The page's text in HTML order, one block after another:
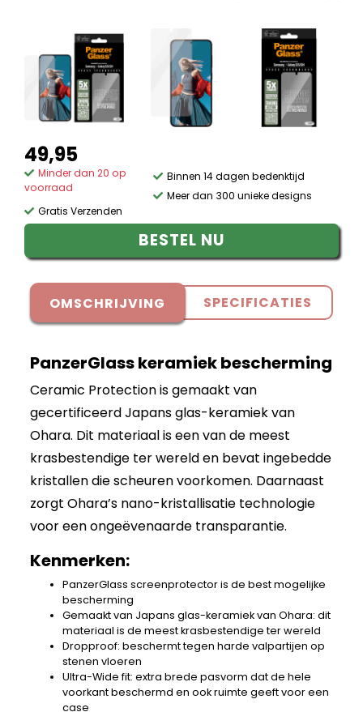
49,95
Minder dan 20 op
voorraad
Gratis Verzenden
Binnen 14 dagen bedenktijd
Meer dan 300 unieke designs
BESTEL NU
OMSCHRIJVING SPECIFICATIES
PanzerGlass keramiek bescherming
Ceramic Protection is gemaakt van
gecertificeerd Japans glas-keramiek van
Ohara. Dit materiaal is een van de meest
krasbestendige ter wereld en bevat ingebedde
kristallen die scheuren voorkomen. Daarnaast
zorgt Ohara’s nano-kristallisatie technologie
voor een ongeëvenaarde transparantie.
Kenmerken:
PanzerGlass screenprotector is de best mogelijke
bescherming
Gemaakt van Japans glas-keramiek van Ohara: dit
materiaal is de meest krasbestendige ter wereld
Dropproof: beschermt tegen harde valpartijen op
stenen vloeren
Ultra-Wide fit: extra brede pasvorm dat de hele
voorkant beschermd en ook ruimte geeft voor een
case